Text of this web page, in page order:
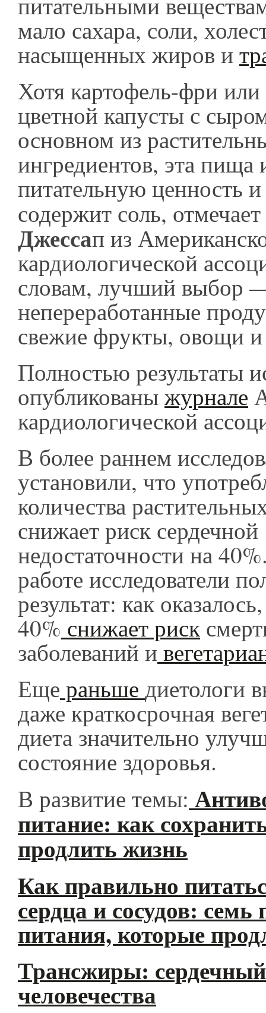
мало сахара, соли,
насыщенных жиров и
Хотя картофель-фри
цветной капусты с
основном из
ингредиентов, эта пища
питательную ценность
содержит соль,
Джессап из
кардиологической
словам, лучший выбор
непереработанные
свежие фрукты, овощи
Полностью результаты
опубликованыжурнале
кардиологической
В более раннем
установили, что
количества
снижает риск сердечной
недостаточности на
работе исследователи
результат: как
40% снижает риск
заболеваний и
Еще раньше диетологи
даже краткосрочная
диета значительно
состояние здоровья.
В развитие темы:
питание: как
продлить жизнь
Как правильно
сердца и сосудов: семь
питания, которые
Трансжиры:
человечества